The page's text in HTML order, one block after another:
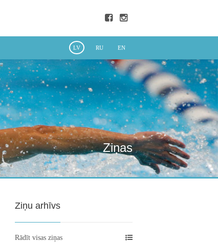
LV RU EN
Ziņas
Ziņu arhīvs
Rādīt visas ziņas